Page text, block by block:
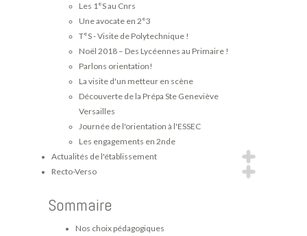
Les 1°S au Cnrs
Une avocate en 2°3
T°S - Visite de Polytechnique !
Noël 2018 – Des Lycéennes au Primaire !
Parlons orientation!
La visite d'un metteur en scène
Découverte de la Prépa Ste Geneviève
Versailles
Journée de l'orientation à l'ESSEC
Les engagements en 2nde
Actualités de l'établissement
Recto-Verso
Sommaire
Nos choix pédagogiques